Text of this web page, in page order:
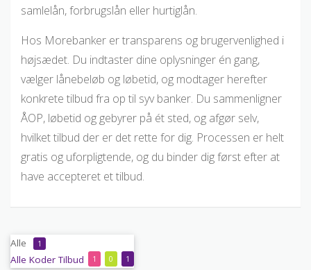
samlelån, forbrugslån eller hurtiglån.
Hos Morebanker er transparens og brugervenlighed i
højsædet. Du indtaster dine oplysninger én gang,
vælger lånebeløb og løbetid, og modtager herefter
konkrete tilbud fra op til syv banker. Du sammenligner
ÅOP, løbetid og gebyrer på ét sted, og afgør selv,
hvilket tilbud der er det rette for dig. Processen er helt
gratis og uforpligtende, og du binder dig først efter at
have accepteret et tilbud.
Alle 1
Alle 1
Koder 0
Tilbud 1